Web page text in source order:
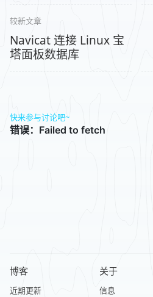
较新文章
Navicat 连接 Linux 宝
塔面板数据库
快来参与讨论吧~
博客
近期更新
关于
信息